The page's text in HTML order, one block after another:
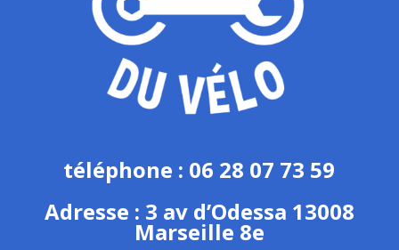
téléphone : 06 28 07 73 59
Adresse : 3 av d’Odessa 13008
Marseille 8e